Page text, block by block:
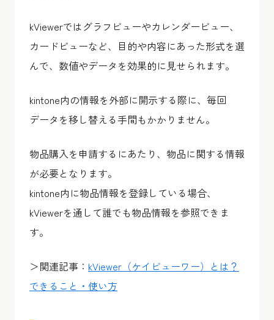
kViewerではグラフビューやカレンダービュー、
カードビューなど、目的や内容にあった形式を選
んで、数値やデータを効果的に見せられます。
kintone内の情報を外部に開示する際に、毎回
データを移し替える手間もかかりません。
物品購入を申請するにあたり、物品に関する情報
が必要となります。
kintone内に物品情報を登録している場合、
kViewerを通して誰でも物品情報を参照できま
す。
＞関連記事： kViewer（ケイビューワー）とは？
できること・使い方